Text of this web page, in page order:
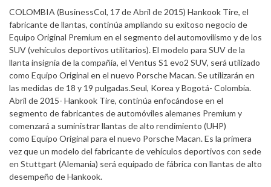
COLOMBIA (BusinessCol, 17 de Abril de 2015) Hankook Tire, el
fabricante de llantas, continúa ampliando su exitoso negocio de
Equipo Original Premium en el segmento del automovilismo y de los
SUV (vehículos deportivos utilitarios). El modelo para SUV de la
llanta insignia de la compañía, el Ventus S1 evo2 SUV, será utilizado
como Equipo Original en el nuevo Porsche Macan. Se utilizarán en
las medidas de 18 y 19 pulgadas.Seul, Korea y Bogotá- Colombia.
Abril de 2015- Hankook Tire, continúa enfocándose en el
segmento de fabricantes de automóviles alemanes Premium y
comenzará a suministrar llantas de alto rendimiento (UHP)
como Equipo Original para el nuevo Porsche Macan. Es la primera
vez que un modelo del fabricante de vehículos deportivos con sede
en Stuttgart (Alemania) será equipado de fábrica con llantas de alto
desempeño de Hankook.